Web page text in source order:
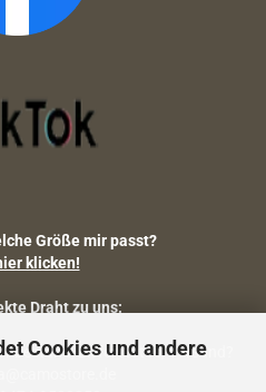
Cookies und andere
Größe mir passt?
klicken!
Draht zu uns:
Lieferstatus, Versand?